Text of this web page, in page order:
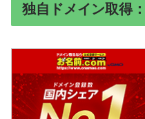
独自ドメイン取得